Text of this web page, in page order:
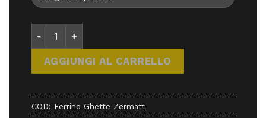
Ferrino Ghette Zermatt - Accessori - Ferrino
AGGIUNGI AL CARRELLO
COD: Ferrino Ghette Zermatt